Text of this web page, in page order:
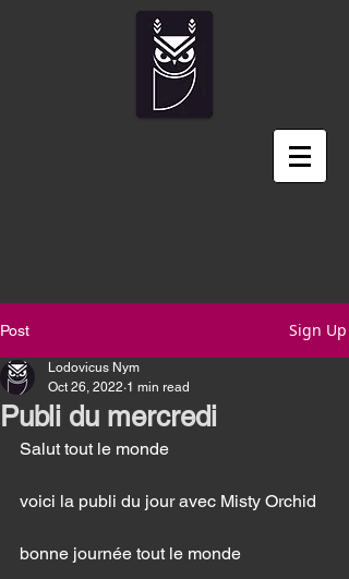
Post Sign Up
Publi du mercredi
Lodovicus Nym
Oct 26, 2022 1 min read
Salut tout le monde
voici la publi du jour avec Misty Orchid
bonne journée tout le monde